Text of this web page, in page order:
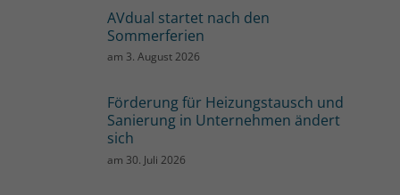
AVdual startet nach den
Sommerferien
am 3. August 2026
Förderung für Heizungstausch und
Sanierung in Unternehmen ändert
sich
am 30. Juli 2026